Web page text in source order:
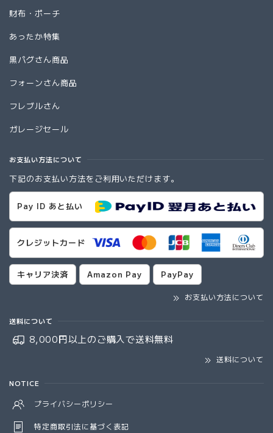
財布・ポーチ
あったか特集
黒パグさん商品
フォーンさん商品
フレブルさん
ガレージセール
お支払い方法について
下記のお支払い方法をご利用いただけます。
Pay ID あと払い
クレジットカード
キャリア決済 Amazon Pay PayPay
お支払い方法について
送料について
8,000円以上のご購入で送料無料
送料について
NOTICE
プライバシーポリシー
特定商取引法に基づく表記